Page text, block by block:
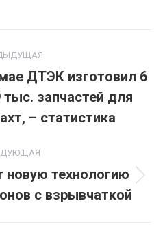
Предыдущая
запись:
ДТЭК изготовил 6
запчастей для
– статистика
Следующая
запись:
технологию
с взрывчаткой